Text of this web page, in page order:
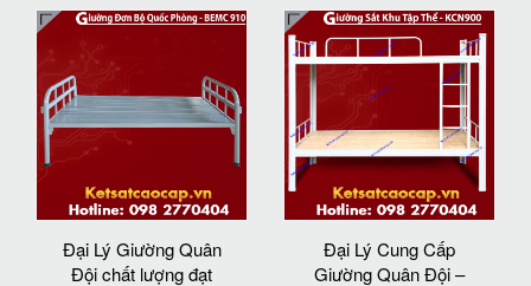
Đại Lý Giường Quân
Đội chất lượng đạt
Đại Lý Cung Cấp
Giường Quân Đội –